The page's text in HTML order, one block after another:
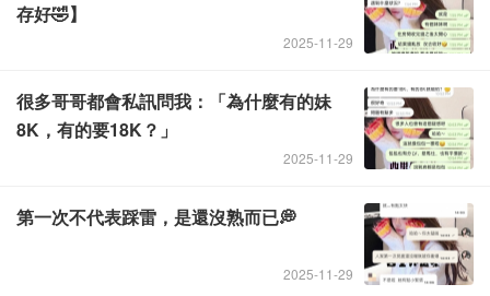
存好🤣】
Admin
2025-11-29
很多哥哥都會私訊問我：「為什麼有的妹
8K，有的要18K？」
Admin
2025-11-29
第一次不代表踩雷，是還沒熟而已💭
2025-11-29